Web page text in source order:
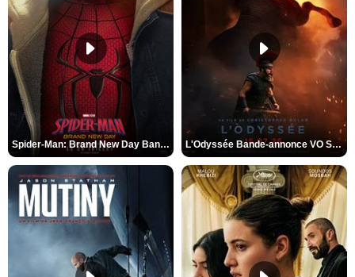
Spider-Man: Brand New Day Bande-annonce VO STFR L'Odyssée Bande-annonce VO STFR